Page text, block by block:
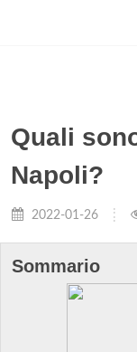
Quali
Napoli?
2022-01-26
Sommario